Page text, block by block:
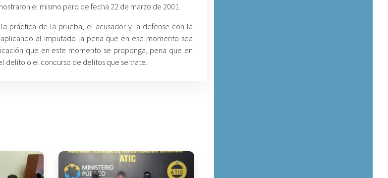
el mismo pero de fecha 22 de marzo de 2001.
práctica de la prueba, el acusador y la defense con la
al imputado la pena que en ese momento sea
que en este momento se proponga, pena que en
delito o el concurso de delitos que se trate.